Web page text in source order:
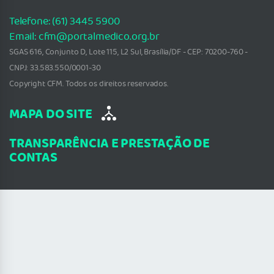
Telefone: (61) 3445 5900
Email: cfm@portalmedico.org.br
SGAS 616, Conjunto D, Lote 115, L2 Sul, Brasília/DF - CEP: 70200-760 -
CNPJ: 33.583.550/0001-30
Copyright CFM. Todos os direitos reservados.
MAPA DO SITE
TRANSPARÊNCIA E PRESTAÇÃO DE
CONTAS